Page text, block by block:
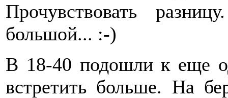
Прочувствовать
большой... :-)
В 18-40 подошли к еще
встретить больше. На